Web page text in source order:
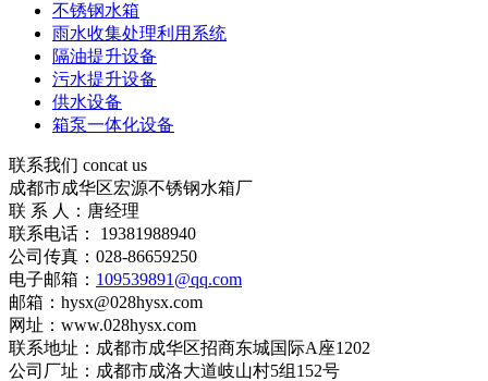
不锈钢水箱
雨水收集处理利用系统
隔油提升设备
污水提升设备
供水设备
箱泵一体化设备
联系我们 concat us
成都市成华区宏源不锈钢水箱厂
联 系 人：唐经理
联系电话： 19381988940
公司传真：028-86659250
电子邮箱： 109539891@qq.com
邮箱：hysx@028hysx.com
网址：www.028hysx.com
联系地址：成都市成华区招商东城国际A座1202
公司厂址：成都市成洛大道岐山村5组152号